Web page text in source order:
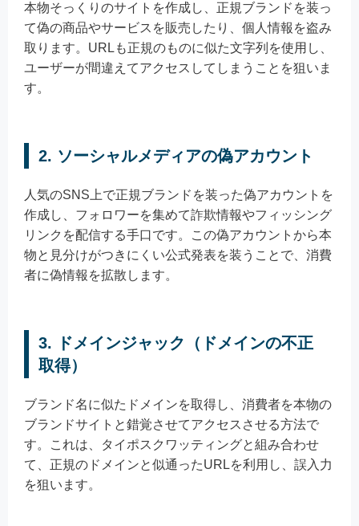
本物そっくりのサイトを作成し、正規ブランドを装っ
て偽の商品やサービスを販売したり、個人情報を盗み
取ります。URLも正規のものに似た文字列を使用し、
ユーザーが間違えてアクセスしてしまうことを狙いま
す。
2. ソーシャルメディアの偽アカウント
人気のSNS上で正規ブランドを装った偽アカウントを
作成し、フォロワーを集めて詐欺情報やフィッシング
リンクを配信する手口です。この偽アカウントから本
物と見分けがつきにくい公式発表を装うことで、消費
者に偽情報を拡散します。
3. ドメインジャック（ドメインの不正
取得）
ブランド名に似たドメインを取得し、消費者を本物の
ブランドサイトと錯覚させてアクセスさせる方法で
す。これは、タイポスクワッティングと組み合わせ
て、正規のドメインと似通ったURLを利用し、誤入力
を狙います。